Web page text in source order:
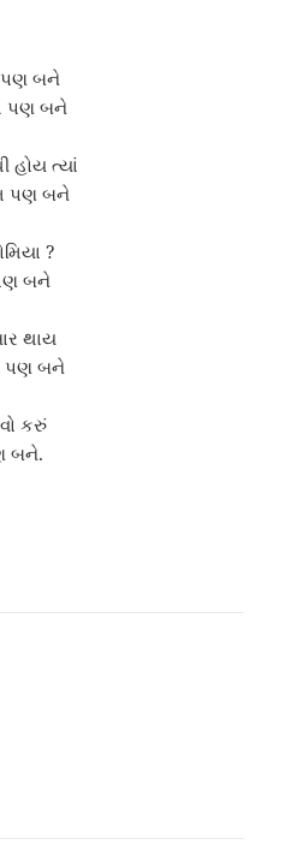
પણ બને
બને
હોય ત્યાં
પણ બને
?
બને
થાય
પણ બને
કરું
બને.